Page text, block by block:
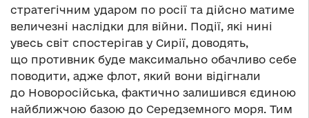
стратегічним ударом по росії та дійсно матиме
величезні наслідки для війни. Події, які нині
увесь світ спостерігав у Сирії, доводять,
що противник буде максимально обачливо себе
поводити, адже флот, який вони відігнали
до Новоросійська, фактично залишився єдиною
найближчою базою до Середземного моря. Тим